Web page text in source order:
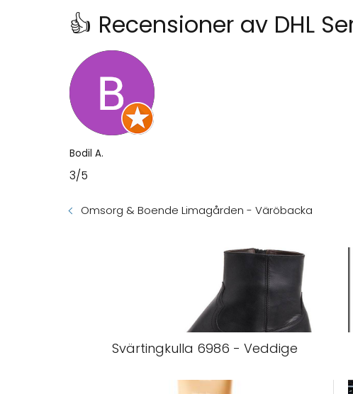
👍 Recensioner av DHL
Bodil A.
3/5
Omsorg & Boende Limagården - Väröbacka
Svärtingkulla 6986 - Veddige